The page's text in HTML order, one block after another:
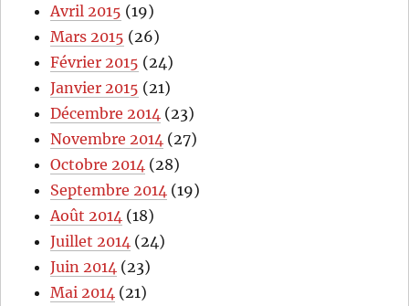
Avril 2015 (19)
Mars 2015 (26)
Février 2015 (24)
Janvier 2015 (21)
Décembre 2014 (23)
Novembre 2014 (27)
Octobre 2014 (28)
Septembre 2014 (19)
Août 2014 (18)
Juillet 2014 (24)
Juin 2014 (23)
Mai 2014 (21)